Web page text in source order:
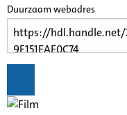
Duurzaam webadres